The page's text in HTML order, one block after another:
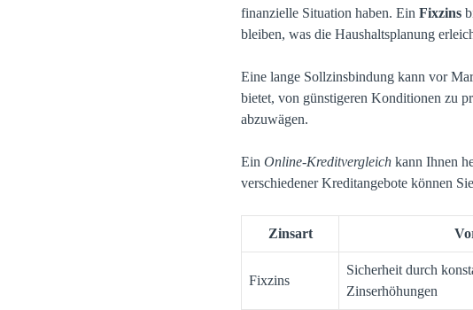
finanzielle Situation haben. Ein Fixzins
bleiben, was die Haushaltsplanung
Eine lange Sollzinsbindung kann vor
bietet, von günstigeren Konditionen zu
abzuwägen.
Ein Online-Kreditvergleich kann Ihnen
verschiedener Kreditangebote können
Zinsart
Fixzins
Sicherheit durch
Zinserhöhungen